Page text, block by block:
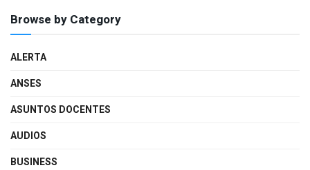
Browse by Category
ALERTA
ANSES
ASUNTOS DOCENTES
AUDIOS
BUSINESS